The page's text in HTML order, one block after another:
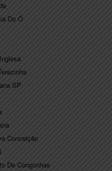
Do Ó
SP
Conceição
De Congonhas